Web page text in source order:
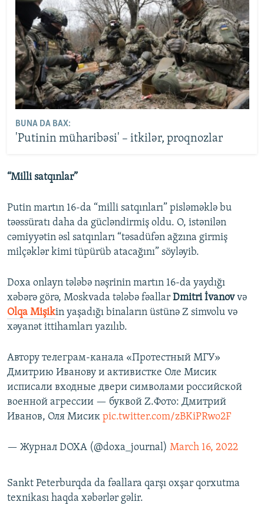
BUNA DA BAX:
'Putinin müharibəsi' – itkilər, proqnozlar
“Milli satqınlar”
Putin martın 16-da “milli satqınları” pisləməklə bu
təəssüratı daha da gücləndirmiş oldu. O, istənilən
cəmiyyətin əsl satqınları “təsadüfən ağzına girmiş
milçəklər kimi tüpürüb atacağını” söyləyib.
Doxa onlayn tələbə nəşrinin martın 16-da yaydığı
xəbərə görə, Moskvada tələbə fəallar Dmitri İvanovvə
Olqa Mişikin yaşadığı binaların üstünə Z simvolu və
xəyanət ittihamları yazılıb.
Автору телеграм-канала «Протестный МГУ»
Дмитрию Иванову и активистке Оле Мисик
исписали входные двери символами российской
военной агрессии — буквой Z.Фото: Дмитрий
Иванов, Оля Мисик pic.twitter.com/zBKiPRwo2F
— Журнал DOXA (@doxa_journal) March 16, 2022
Sankt Peterburqda da fəallara qarşı oxşar qorxutma
texnikası haqda xəbərlər gəlir.